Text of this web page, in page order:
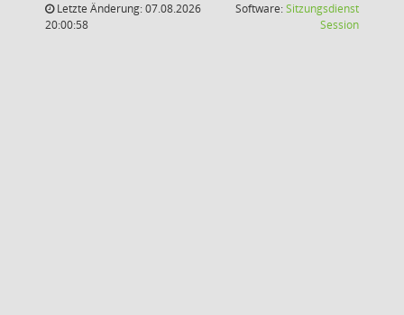
Letzte Änderung: 07.08.2026
20:00:58
Software:Sitzungsdienst
Session(Wird in